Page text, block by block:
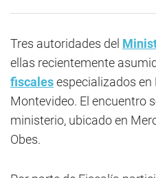
Tres autoridades del
ellas recientemente
fiscalesespecializados
Montevideo. El encuentro
ministerio, ubicado en
Obes.